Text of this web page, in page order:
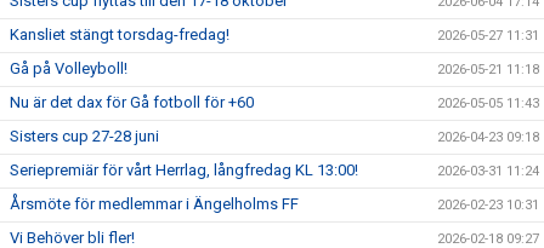
Kansliet stängt torsdag-fredag! 2026-05-27 11:31
Gå på Volleyboll! 2026-05-21 11:18
Nu är det dax för Gå fotboll för +60 2026-05-05 11:43
Sisters cup 27-28 juni 2026-04-23 09:18
Seriepremiär för vårt Herrlag, långfredag KL 13:00! 2026-03-31 11:24
Årsmöte för medlemmar i Ängelholms FF 2026-02-23 10:31
Vi Behöver bli fler! 2026-02-18 09:27